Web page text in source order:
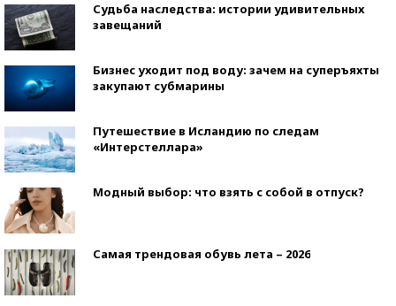
Судьба наследства: истории удивительных
завещаний
Бизнес уходит под воду: зачем на суперъяхты
закупают субмарины
Путешествие в Исландию по следам
«Интерстеллара»
Модный выбор: что взять с собой в отпуск?
Самая трендовая обувь лета – 2026